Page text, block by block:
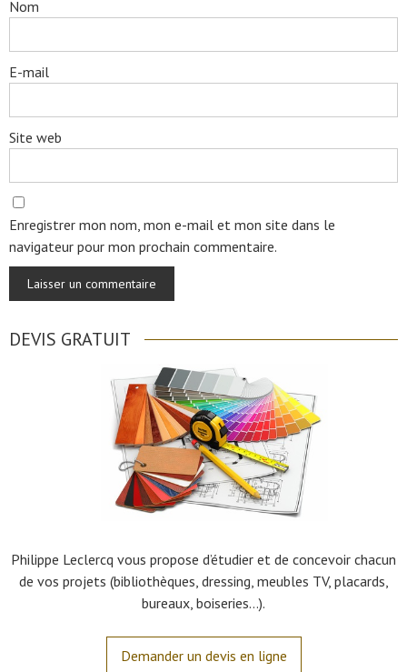
Nom
E-mail
Site web
Enregistrer mon nom, mon e-mail et mon site dans le
navigateur pour mon prochain commentaire.
DEVIS GRATUIT
Philippe Leclercq vous propose d’étudier et de concevoir chacun
de vos projets (bibliothèques, dressing, meubles TV, placards,
bureaux, boiseries…).
Demander un devis en ligne